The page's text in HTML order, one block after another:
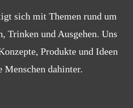
sich mit Themen rund um
Trinken und Ausgehen. Uns
Produkte und Ideen
Menschen dahinter.